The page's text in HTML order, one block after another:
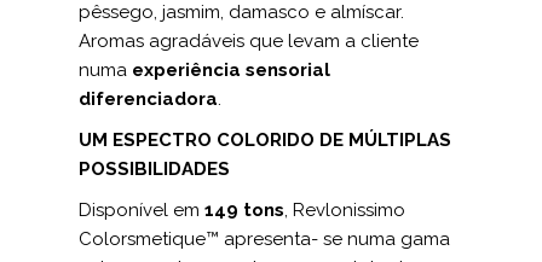
pêssego, jasmim, damasco e almíscar.
Aromas agradáveis que levam a cliente
numa experiência sensorial
diferenciadora.
UM ESPECTRO COLORIDO DE MÚLTIPLAS
POSSIBILIDADES
Disponível em 149 tons, Revlonissimo
Colorsmetique™ apresenta- se numa gama